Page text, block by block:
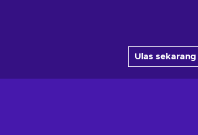
Ulas sekarang